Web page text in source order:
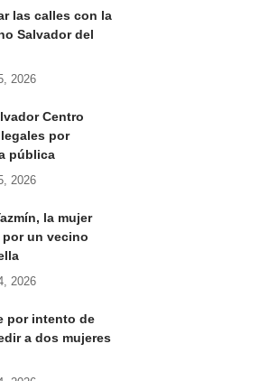
las calles con la
Salvador del
2026
Centro
por
pública
2026
la mujer
un vecino
2026
por intento de
a dos mujeres